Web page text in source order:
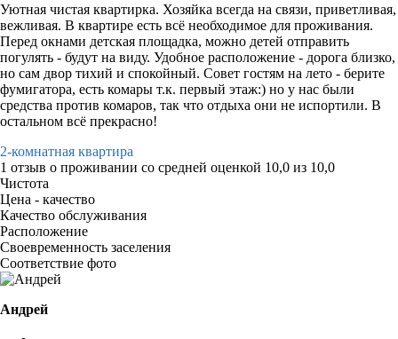
Уютная чистая квартирка. Хозяйка всегда на связи, приветливая,
вежливая. В квартире есть всё необходимое для проживания.
Перед окнами детская площадка, можно детей отправить
погулять - будут на виду. Удобное расположение - дорога близко,
но сам двор тихий и спокойный. Совет гостям на лето - берите
фумигатора, есть комары т.к. первый этаж:) но у нас были
средства против комаров, так что отдыха они не испортили. В
остальном всё прекрасно!
2-комнатная квартира
1 отзыв о проживании со средней оценкой 10,0 из 10,0
Чистота
Цена - качество
Качество обслуживания
Расположение
Своевременность заселения
Соответствие фото
Андрей